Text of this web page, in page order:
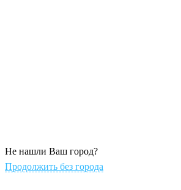
Не нашли Ваш город?
Продолжить без города